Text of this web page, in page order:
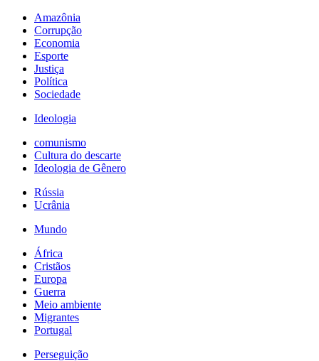
Amazônia
Corrupção
Economia
Esporte
Justiça
Política
Sociedade
Ideologia
comunismo
Cultura do descarte
Ideologia de Gênero
Rússia
Ucrânia
Mundo
África
Cristãos
Europa
Guerra
Meio ambiente
Migrantes
Portugal
Perseguição